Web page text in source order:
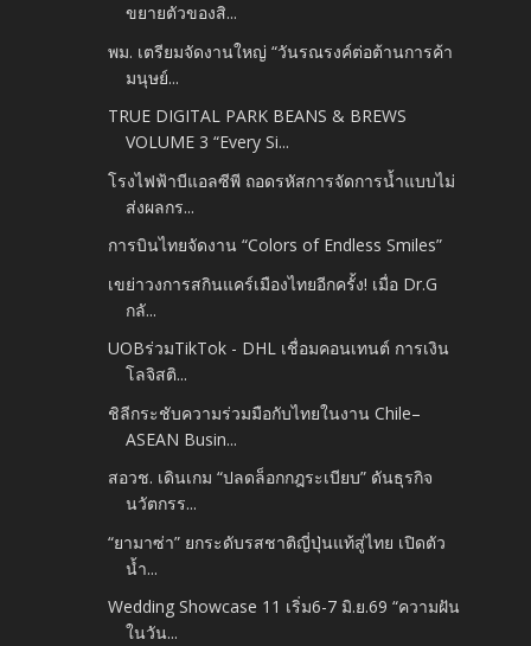
ขยายตัวของสิ...
พม. เตรียมจัดงานใหญ่ “วันรณรงค์ต่อต้านการค้า
มนุษย์...
TRUE DIGITAL PARK BEANS & BREWS
VOLUME 3 “Every Si...
โรงไฟฟ้าบีแอลซีพี ถอดรหัสการจัดการน้ำแบบไม่
ส่งผลกร...
การบินไทยจัดงาน “Colors of Endless Smiles”
เขย่าวงการสกินแคร์เมืองไทยอีกครั้ง! เมื่อ Dr.G
กลั...
UOBร่วมTikTok - DHL เชื่อมคอนเทนต์ การเงิน
โลจิสติ...
ชิลีกระชับความร่วมมือกับไทยในงาน Chile–
ASEAN Busin...
สอวช. เดินเกม “ปลดล็อกกฎระเบียบ” ดันธุรกิจ
นวัตกรร...
“ยามาซ่า” ยกระดับรสชาติญี่ปุ่นแท้สู่ไทย เปิดตัว
น้ำ...
Wedding Showcase 11 เริ่ม6-7 มิ.ย.69 “ความฝัน
ในวัน...